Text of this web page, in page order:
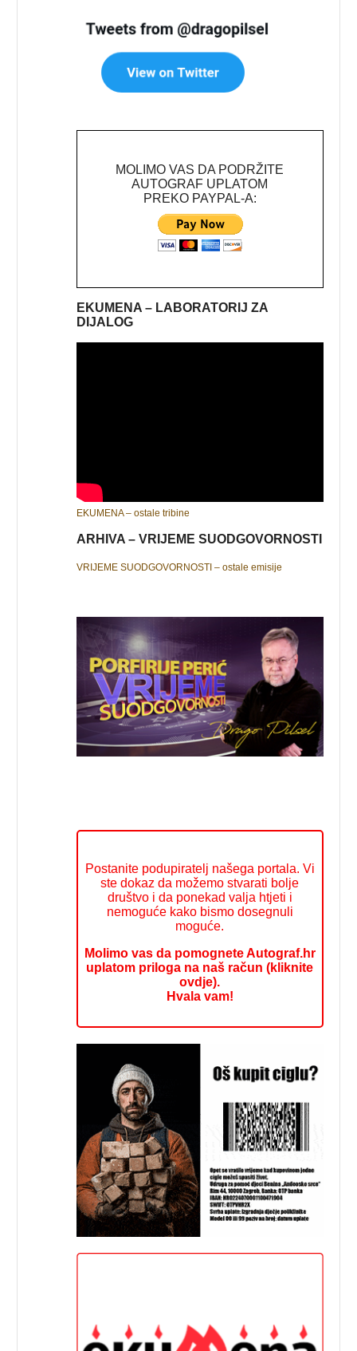
MOLIMO VAS DA PODRŽITE
AUTOGRAF UPLATOM
PREKO PAYPAL-A:
EKUMENA – LABORATORIJ ZA
DIJALOG
EKUMENA – ostale tribine
ARHIVA – VRIJEME SUODGOVORNOSTI
VRIJEME SUODGOVORNOSTI – ostale emisije
Postanite podupiratelj našega portala. Vi
ste dokaz da možemo stvarati bolje
društvo i da ponekad valja htjeti i
nemoguće kako bismo dosegnuli
moguće.
Molimo vas da pomognete Autograf.hr
uplatom priloga na naš račun (kliknite
ovdje).
Hvala vam!